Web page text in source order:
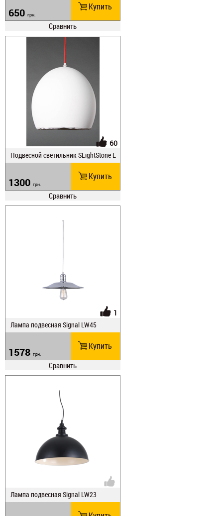
650 грн.
Купить
Сравнить
60
Подвесной светильник SLightStone E
GS 28
1300 грн.
Купить
Сравнить
1
Лампа подвесная Signal LW45
1578 грн.
Купить
Сравнить
Лампа подвесная Signal LW23